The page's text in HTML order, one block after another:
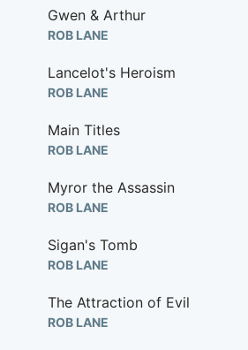
Gwen & Arthur
ROB LANE
Lancelot's Heroism
ROB LANE
Main Titles
ROB LANE
Myror the Assassin
ROB LANE
Sigan's Tomb
ROB LANE
The Attraction of Evil
ROB LANE